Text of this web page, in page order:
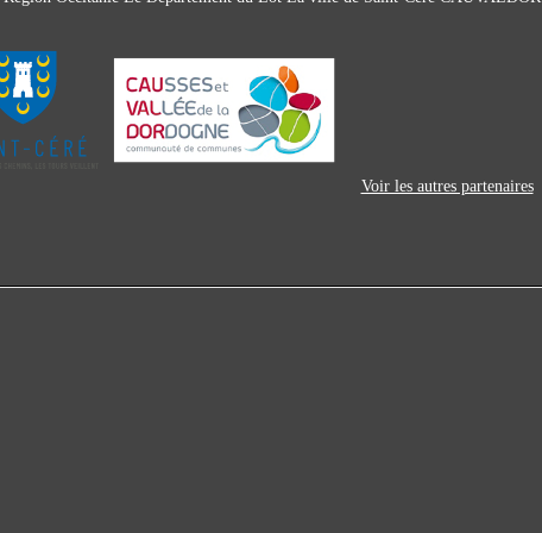
Voir les autres partenaires